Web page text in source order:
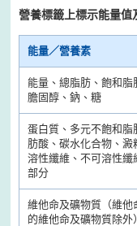
營養標籤上標示能量值
能量／營養素
能量、總脂肪、飽和脂
膽固醇、鈉、糖
蛋白質、多元不飽和
肪酸、碳水化合物、
溶性纖維、不可溶性
部分
維他命及礦物質（維他
的維他命及礦物質除外）